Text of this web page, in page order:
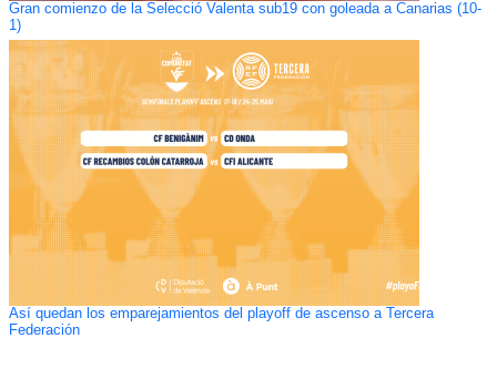
Gran comienzo de la Selecció Valenta sub19 con goleada a Canarias (10-
1)
Así quedan los emparejamientos del playoff de ascenso a Tercera
Federación